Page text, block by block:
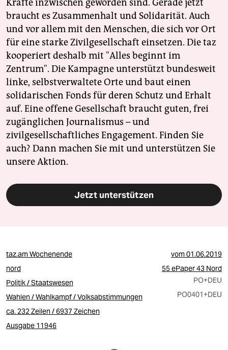
Kräfte inzwischen geworden sind. Gerade jetzt
braucht es Zusammenhalt und Solidarität. Auch
und vor allem mit den Menschen, die sich vor Ort
für eine starke Zivilgesellschaft einsetzen. Die taz
kooperiert deshalb mit "Alles beginnt im
Zentrum". Die Kampagne unterstützt bundesweit
linke, selbstverwaltete Orte und baut einen
solidarischen Fonds für deren Schutz und Erhalt
auf. Eine offene Gesellschaft braucht guten, frei
zugänglichen Journalismus – und
zivilgesellschaftliches Engagement. Finden Sie
auch? Dann machen Sie mit und unterstützen Sie
unsere Aktion.
Jetzt unterstützen
taz.am Wochenende vom01.06.2019
nord
55 ePaper 43 Nord
Politik / Staatswesen
PO+DEU
Wahlen / Wahlkampf / Volksabstimmungen
PO0401+DEU
ca. 232 Zeilen / 6937 Zeichen
Ausgabe 11946